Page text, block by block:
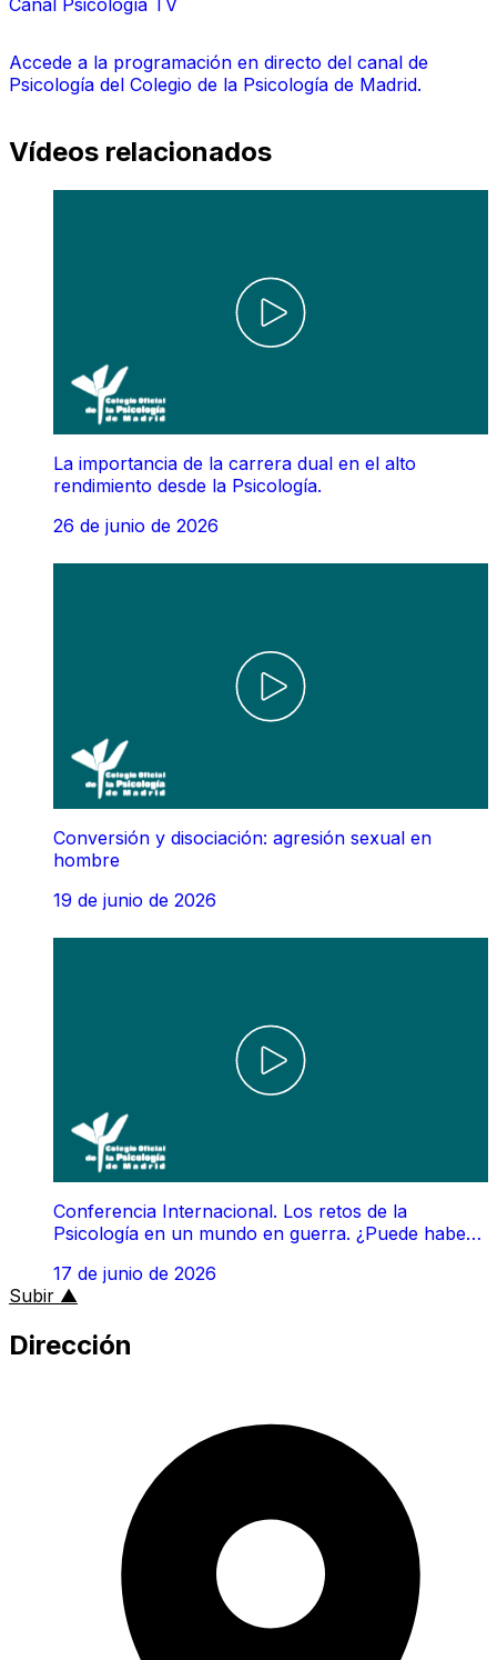
Accede a la programación en directo del canal de
Psicología del Colegio de la Psicología de Madrid.
Vídeos relacionados
La importancia de la carrera dual en el alto
rendimiento desde la Psicología.
26 de junio de 2026
Conversión y disociación: agresión sexual en
hombre
19 de junio de 2026
Conferencia Internacional. Los retos de la
Psicología en un mundo en guerra. ¿Puede haber
17 de junio de 2026
Subir ▲
Dirección